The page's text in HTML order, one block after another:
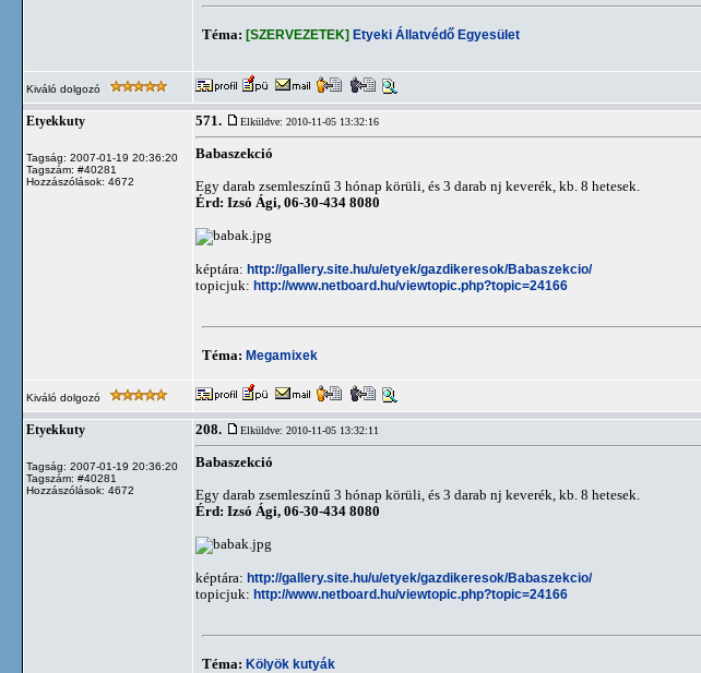
Téma: [SZERVEZETEK] Etyeki Állatvédő Egyesület
Kiváló dolgozó
Etyekkuty
Tagság: 2007-01-19 20:36:20
Tagszám: #40281
Hozzászólások: 4672
571. Elküldve: 2010-11-05 13:32:16
Babaszekció
Egy darab zsemleszínű 3 hónap körüli, és 3 darab nj keverék, kb. 8 hetesek.
Érd: Izsó Ági, 06-30-434 8080
képtára: http://gallery.site.hu/u/etyek/gazdikeresok/Babaszekcio/
topicjuk: http://www.netboard.hu/viewtopic.php?topic=24166
Téma: Megamixek
Kiváló dolgozó
Etyekkuty
Tagság: 2007-01-19 20:36:20
Tagszám: #40281
Hozzászólások: 4672
208. Elküldve: 2010-11-05 13:32:11
Babaszekció
Egy darab zsemleszínű 3 hónap körüli, és 3 darab nj keverék, kb. 8 hetesek.
Érd: Izsó Ági, 06-30-434 8080
képtára: http://gallery.site.hu/u/etyek/gazdikeresok/Babaszekcio/
topicjuk: http://www.netboard.hu/viewtopic.php?topic=24166
Téma: Kölyök kutyák